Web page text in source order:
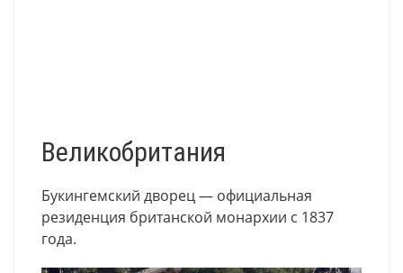
Великобритания
Букингемский дворец — официальная
резиденция британской монархии с 1837
года.